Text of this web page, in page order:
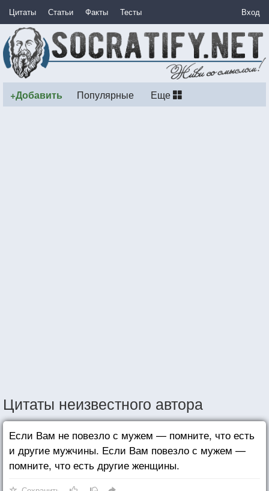
Цитаты Статьи Факты Тесты Вход
+Добавить Популярные Еще
Цитаты неизвестного автора
Если Вам не повезло с мужем — помните, что есть
и другие мужчины. Если Вам повезло с мужем —
помните, что есть другие женщины.